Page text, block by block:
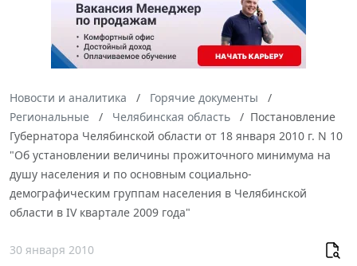
Новости и аналитика
Горячие документы
Региональные
Челябинская область
Постановление
Губернатора Челябинской области от 18 января 2010 г. N 10
"Об установлении величины прожиточного минимума на
душу населения и по основным социально-
демографическим группам населения в Челябинской
области в IV квартале 2009 года"
30 января 2010